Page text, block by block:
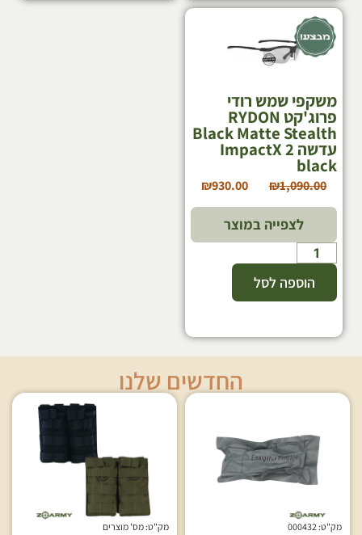
משקפי שמש רודי
פרוג'קט RYDON
Black Matte Stealth
עדשה ImpactX 2
black
₪1,090.00
₪930.00
לצפייה במוצר
הוספה לסל
החדשים שלנו
מק"ט: 000432 מק"ט: מס' מוצרים